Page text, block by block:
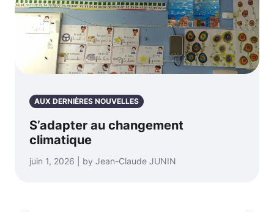
AUX DERNIÈRES NOUVELLES
S’adapter au changement
climatique
juin 1, 2026 | by Jean-Claude JUNIN